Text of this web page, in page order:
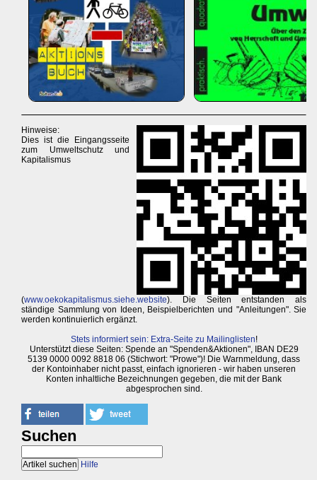
Hinweise:
Dies ist die Eingangsseite
zum Umweltschutz und
Kapitalismus
(www.oekokapitalismus.siehe.website). Die Seiten entstanden als
ständige Sammlung von Ideen, Beispielberichten und "Anleitungen". Sie
werden kontinuierlich ergänzt.
Stets informiert sein: Extra-Seite zu Mailinglisten!
Unterstützt diese Seiten: Spende an "Spenden&Aktionen", IBAN DE29
5139 0000 0092 8818 06 (Stichwort: "Prowe")! Die Warnmeldung, dass
der Kontoinhaber nicht passt, einfach ignorieren - wir haben unseren
Konten inhaltliche Bezeichnungen gegeben, die mit der Bank
abgesprochen sind.
Suchen
Hilfe